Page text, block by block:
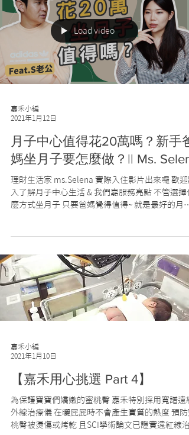
Load video
嘉禾小編
2021年1月12日
月子中心值得花20萬嗎？新手爸
媽坐月子要怎麼做？|| Ms.
理財生活家 ms.Selena 實際入住影片出來囉 歡迎
入了解月子中心生活 & 我們嘉服務亮點 不管選擇
麼方式坐月子 只要爸媽覺得值得~ 就是最好的月子
嘉禾小編
2021年1月10日
【嘉禾用心挑選 Part 4】
為保護寶寶們嬌嫩的蜜桃臀 嘉禾特別採用寬譜遠
外線治療儀 在曬屁屁時不會產生實質的熱度 預防
桃臀被燙傷或烤乾 且SCI學術論文已證實遠紅線治